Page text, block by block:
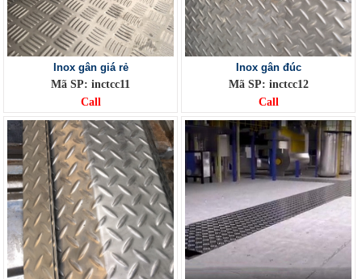
Inox gân giá rẻ
Mã SP: inctcc11
Call
Inox gân đúc
Mã SP: inctcc12
Call